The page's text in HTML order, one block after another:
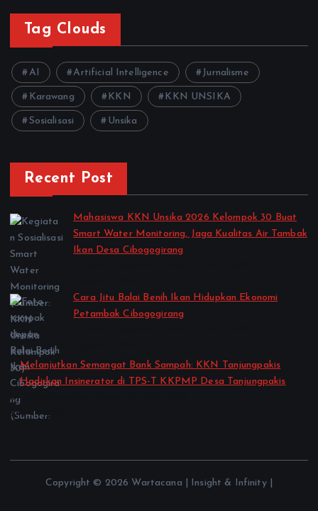
Tag Clouds
AI Artificial Intelligence Jurnalisme
Karawang KKN KKN UNSIKA
Sosialisasi Unsika
Recent Post
Mahasiswa KKN Unsika 2026 Kelompok 30 Buat
Smart Water Monitoring, Jaga Kualitas Air Tambak
Ikan Desa Cibogogirang
Cara Jitu Balai Benih Ikan Hidupkan Ekonomi
Petambak Cibogogirang
Melanjutkan Semangat Bank Sampah: KKN Tanjungpakis
Hadirkan Insinerator di TPS-T KKPMP Desa Tanjungpakis
by Kelas Semester Genap TA 2025-2026
July 27, 2026
Copyright © 2026 Wartacana | Insight & Infinity |